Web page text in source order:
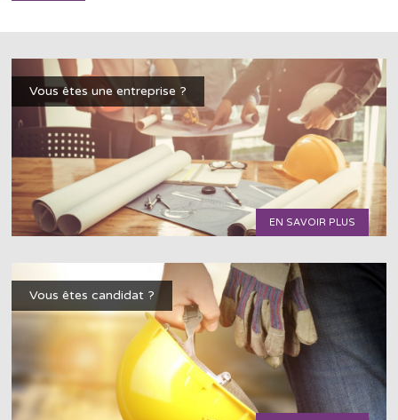
Vous êtes une entreprise ?
EN SAVOIR PLUS
Vous êtes candidat ?